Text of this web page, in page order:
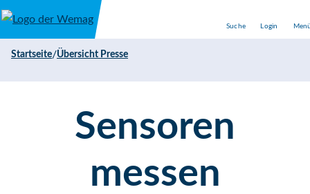
Direkt zum Inhalt
Suche Login
Startseite/Übersicht Presse
Sensoren
messen